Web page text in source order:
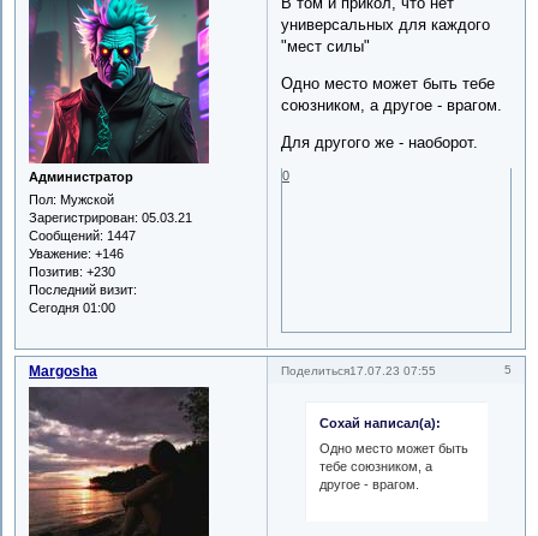
Администратор
Пол: Мужской
Зарегистрирован: 05.03.21
Сообщений: 1447
Уважение: +146
Позитив: +230
Последний визит:
Сегодня 01:00
универсальных для каждого
"мест силы"
Одно место может быть тебе
союзником, а другое - врагом.
Для другого же - наоборот.
0
Поделиться 5
17.07.23 07:55
Margosha
Сохай написал(а):
Одно место может быть
тебе союзником, а
другое - врагом.